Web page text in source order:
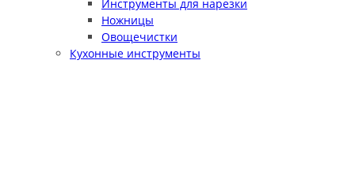
Инструменты для нарезки
Ножницы
Овощечистки
Кухонные инструменты